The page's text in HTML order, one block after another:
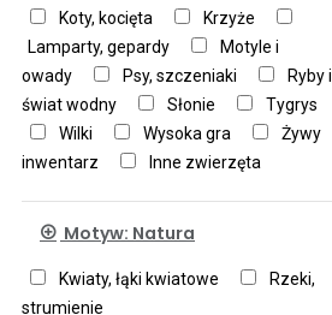
Koty, kocięta
Krzyże
Lamparty, gepardy
Motyle i
owady
Psy, szczeniaki
Ryby i
świat wodny
Słonie
Tygrys
Wilki
Wysoka gra
Żywy
inwentarz
Inne zwierzęta
Motyw: Natura
Kwiaty, łąki kwiatowe
Rzeki,
strumienie